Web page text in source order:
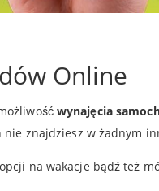
Online
wynajęcia
znajdziesz w żadnym
na wakacje bądź też